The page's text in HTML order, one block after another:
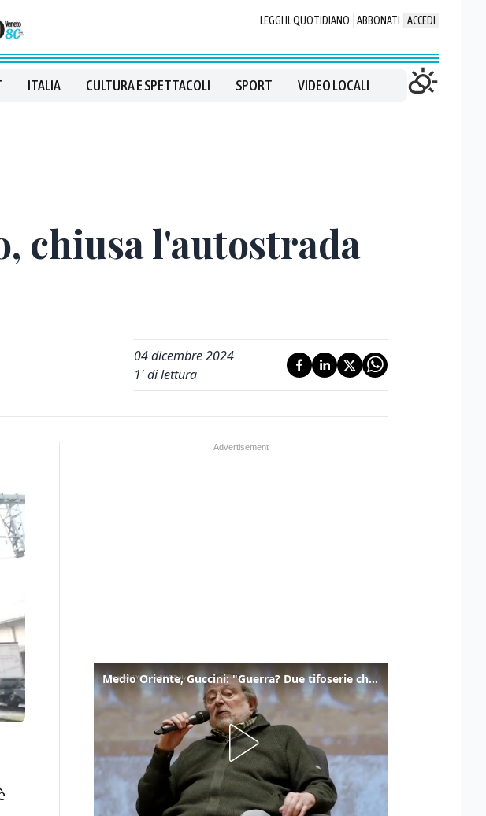
LEGGI IL QUOTIDIANO ABBONATI ACCEDI
ITALIA CULTURA E SPETTACOLI SPORT VIDEO LOCALI
chiusa l'autostrada
04 dicembre 2024
1' di lettura
Medio Oriente, Guccini: "Guerra? Due tifoserie che si urlano contro e dimenticano vittime"